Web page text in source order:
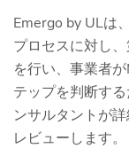
Emergo by ULは
プロセスに対し
を行い、事業者
テップを判断す
ンサルタントが
レビューします。